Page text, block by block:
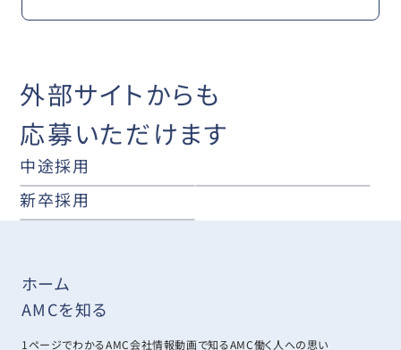
外部サイトからも
応募いただけます
中途採用
新卒採用
ホーム
AMCを知る
1ページでわかるAMC会社情報動画で知るAMC働く人への思い